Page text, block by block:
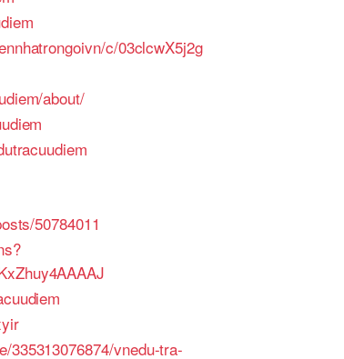
c/03clcwX5j2g
about/
50784011
335313076874/vnedu-tra-